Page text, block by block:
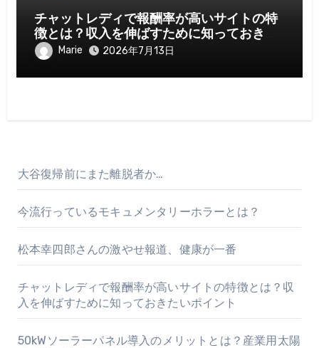
チャットレディで報酬率が高いサイトの特
徴とは？収入を伸ばすために知っておきた
いポイント
Marie 2026年7月13日
大谷復帰前にまた離脱者か…
今流行っているモキュメンタリーホラーとは？
松本幸四郎さんの激やせ報道、健康が一番
チャットレディで報酬率が高いサイトの特徴とは？収
入を伸ばすために知っておきたいポイント
50kWソーラーパネル導入のメリットとは？産業用太陽